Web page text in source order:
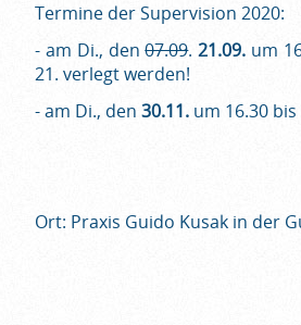
Termine der Supervision 2020:
- am Di., den07.09.21.09. um
21. verlegt werden!
- am Di., den 30.11. um 16.30
Ort: Praxis Guido Kusak in der